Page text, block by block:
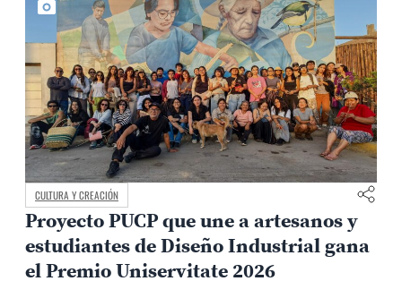
CULTURA Y CREACIÓN
Proyecto PUCP que une a artesanos y
estudiantes de Diseño Industrial gana
el Premio Uniservitate 2026